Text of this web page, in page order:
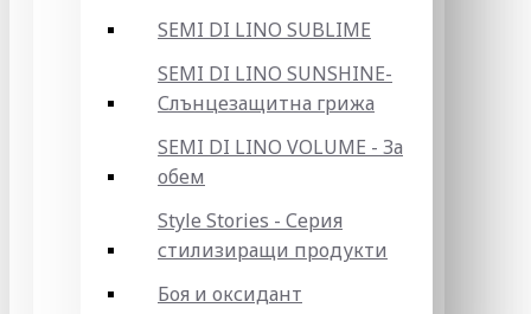
SEMI DI LINO SUBLIME
SEMI DI LINO SUNSHINE-
Слънцезащитна грижа
SEMI DI LINO VOLUME - За
обем
Style Stories - Серия
стилизиращи продукти
Боя и оксидант